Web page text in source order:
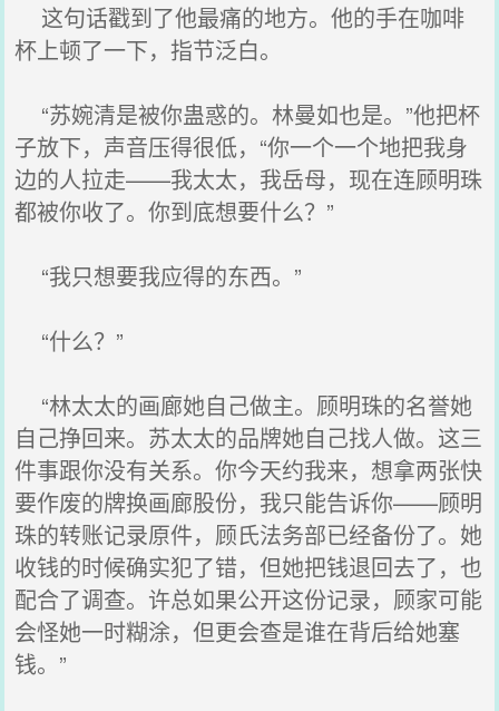
这句话戳到了他最痛的地方。他的手在咖啡
杯上顿了一下，指节泛白。
“苏婉清是被你蛊惑的。林曼如也是。”他把杯
子放下，声音压得很低，“你一个一个地把我身
边的人拉走——我太太，我岳母，现在连顾明珠
都被你收了。你到底想要什么？”
“我只想要我应得的东西。”
“什么？”
“林太太的画廊她自己做主。顾明珠的名誉她
自己挣回来。苏太太的品牌她自己找人做。这三
件事跟你没有关系。你今天约我来，想拿两张快
要作废的牌换画廊股份，我只能告诉你——顾明
珠的转账记录原件，顾氏法务部已经备份了。她
收钱的时候确实犯了错，但她把钱退回去了，也
配合了调查。许总如果公开这份记录，顾家可能
会怪她一时糊涂，但更会查是谁在背后给她塞
钱。”